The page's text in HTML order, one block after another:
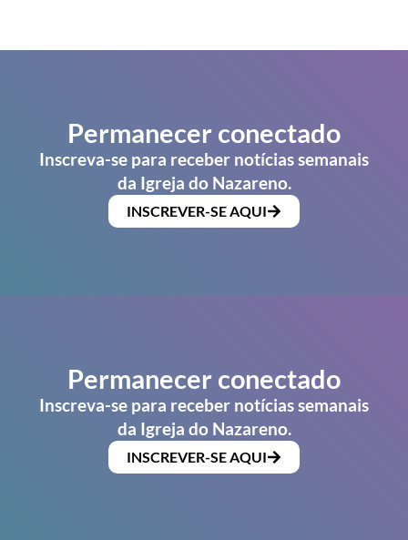
Permanecer conectado
Inscreva-se para receber notícias semanais
da Igreja do Nazareno.
INSCREVER-SE AQUI
Permanecer conectado
Inscreva-se para receber notícias semanais
da Igreja do Nazareno.
INSCREVER-SE AQUI